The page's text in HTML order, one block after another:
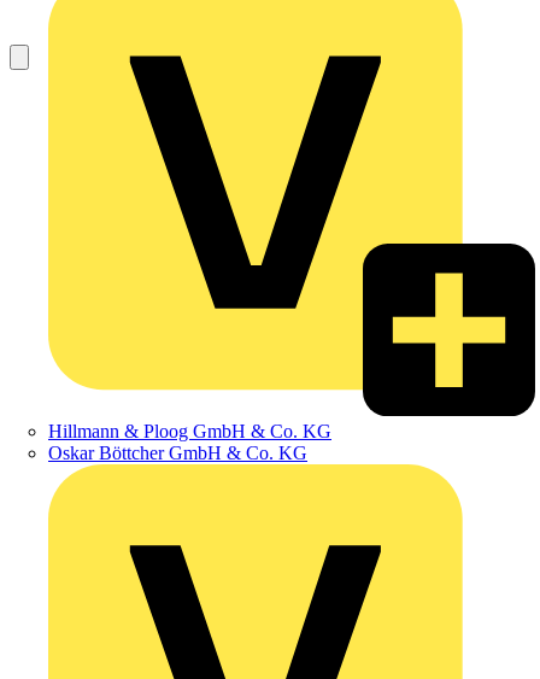
Hillmann & Ploog GmbH & Co. KG
Oskar Böttcher GmbH & Co. KG